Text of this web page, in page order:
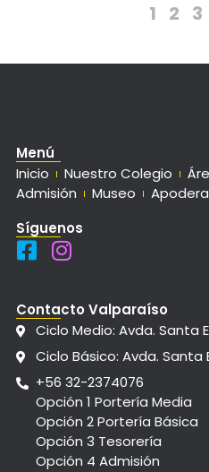
1 2 3
Menú
Inicio
Nuestro Colegio
Admisión
Museo
Síguenos
Contacto Valparaíso
Ciclo Medio: Avda. Santa
Ciclo Básico: Avda. Santa
+56 32-2374076
Opción 1 Portería Media
Opción 2 Portería Básica
Opción 3 Tesorería
Opción 4 Admisión